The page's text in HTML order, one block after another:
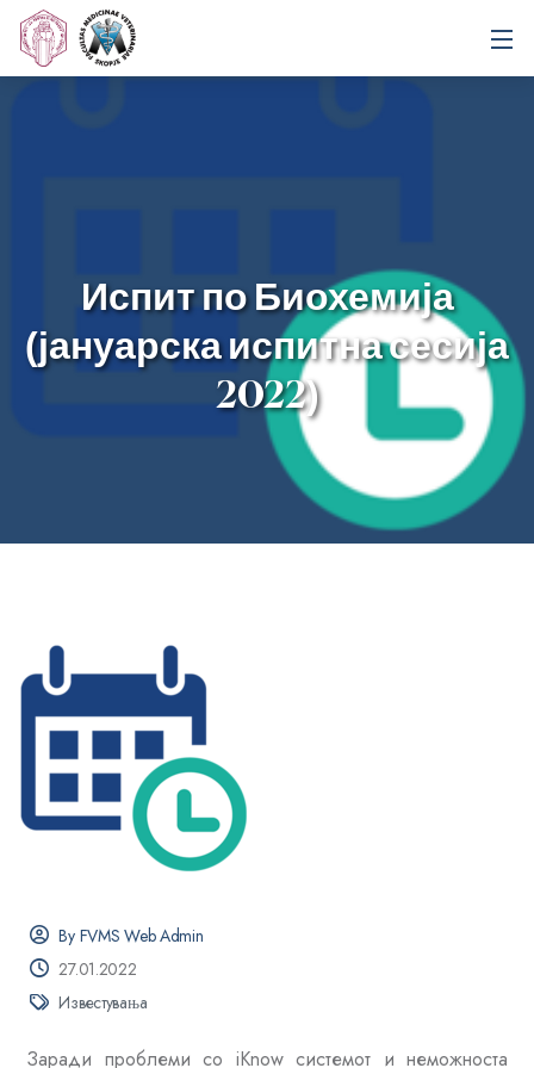
Испит по Биохемија
(јануарска испитна сесија
2022)
By FVMS Web Admin
27.01.2022
Известувања
Заради проблеми со iKnow системот и неможноста